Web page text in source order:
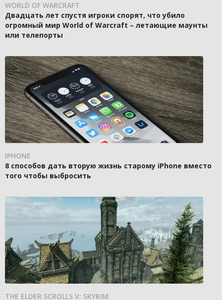
WORLD OF WARCRAFT
Двадцать лет спустя игроки спорят, что убило
огромный мир World of Warcraft – летающие маунты
или телепорты
IPHONE
8 способов дать вторую жизнь старому iPhone вместо
того чтобы выбросить
THE ELDER SCROLLS V: SKYRIM